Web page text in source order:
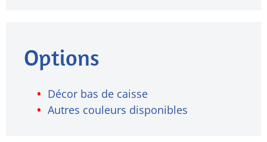
Options
Décor bas de caisse
Autres couleurs disponibles